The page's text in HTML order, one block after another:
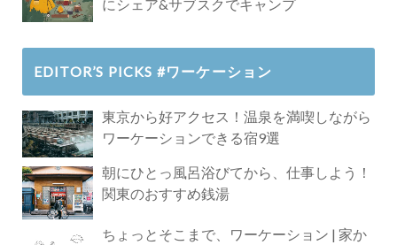
にシェア&サブスクでキャンプ
EDITOR’S PICKS #ワーケーション
東京から好アクセス！温泉を満喫しながら
ワーケーションできる宿9選
朝にひとっ風呂浴びてから、仕事しよう！
関東のおすすめ銭湯
ちょっとそこまで、ワーケーション | 家か